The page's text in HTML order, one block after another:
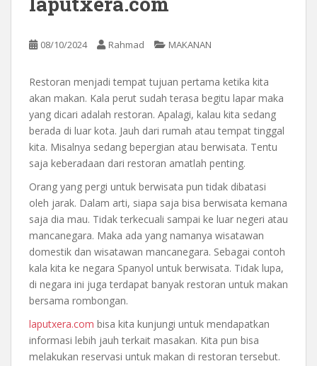
08/10/2024 Rahmad MAKANAN
Restoran menjadi tempat tujuan pertama ketika kita
akan makan. Kala perut sudah terasa begitu lapar maka
yang dicari adalah restoran. Apalagi, kalau kita sedang
berada di luar kota. Jauh dari rumah atau tempat tinggal
kita. Misalnya sedang bepergian atau berwisata. Tentu
saja keberadaan dari restoran amatlah penting.
Orang yang pergi untuk berwisata pun tidak dibatasi
oleh jarak. Dalam arti, siapa saja bisa berwisata kemana
saja dia mau. Tidak terkecuali sampai ke luar negeri atau
mancanegara. Maka ada yang namanya wisatawan
domestik dan wisatawan mancanegara. Sebagai contoh
kala kita ke negara Spanyol untuk berwisata. Tidak lupa,
di negara ini juga terdapat banyak restoran untuk makan
bersama rombongan.
laputxera.com bisa kita kunjungi untuk mendapatkan
informasi lebih jauh terkait masakan. Kita pun bisa
melakukan reservasi untuk makan di restoran tersebut.